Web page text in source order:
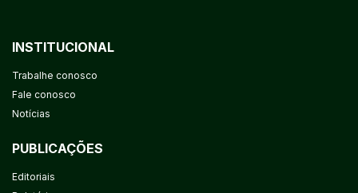
INSTITUCIONAL
Trabalhe conosco
Fale conosco
Notícias
PUBLICAÇÕES
Editoriais